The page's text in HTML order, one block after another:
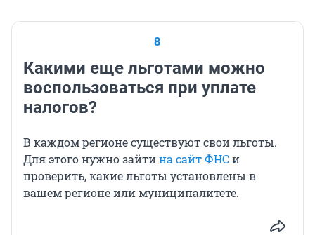
8
Какими еще льготами можно
воспользоваться при уплате
налогов?
В каждом регионе существуют свои льготы.
Для этого нужно зайтина сайт ФНСи
проверить, какие льготы установлены в
вашем регионе или муниципалитете.